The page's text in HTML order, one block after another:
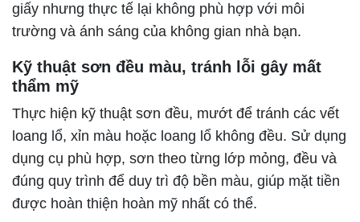
giấy nhưng thực tế lại không phù hợp với môi
trường và ánh sáng của không gian nhà bạn.
Kỹ thuật sơn đều màu, tránh lỗi gây mất
thẩm mỹ
Thực hiện kỹ thuật sơn đều, mướt để tránh các vết
loang lổ, xỉn màu hoặc loang lổ không đều. Sử dụng
dụng cụ phù hợp, sơn theo từng lớp mỏng, đều và
đúng quy trình để duy trì độ bền màu, giúp mặt tiền
được hoàn thiện hoàn mỹ nhất có thể.